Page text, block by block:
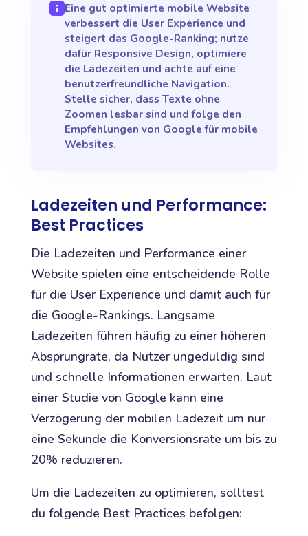
Eine gut optimierte mobile Website
verbessert die User Experience und
steigert das Google-Ranking; nutze
dafür Responsive Design, optimiere
die Ladezeiten und achte auf eine
benutzerfreundliche Navigation.
Stelle sicher, dass Texte ohne
Zoomen lesbar sind und folge den
Empfehlungen von Google für mobile
Websites.
Ladezeiten und Performance:
Best Practices
Die Ladezeiten und Performance einer
Website spielen eine entscheidende Rolle
für die User Experience und damit auch für
die Google-Rankings. Langsame
Ladezeiten führen häufig zu einer höheren
Absprungrate, da Nutzer ungeduldig sind
und schnelle Informationen erwarten. Laut
einer Studie von Google kann eine
Verzögerung der mobilen Ladezeit um nur
eine Sekunde die Konversionsrate um bis zu
20% reduzieren.
Um die Ladezeiten zu optimieren, solltest
du folgende Best Practices befolgen: